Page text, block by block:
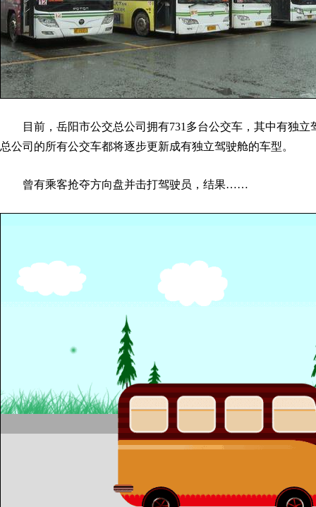
目前，岳阳市公交总公司拥有731多台公交车，其中有独立
总公司的所有公交车都将逐步更新成有独立驾驶舱的车型。
曾有乘客抢夺方向盘并击打驾驶员，结果……